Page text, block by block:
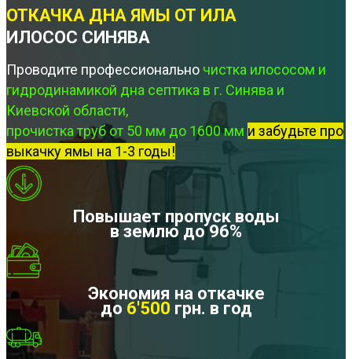
ОТКАЧКА ДНА ЯМЫ ОТ ИЛА
ИЛОСОС СИНЯВА
Проводите профессионально чистка илососом и
гидродинамикой дна септика в г. Синява и
Киевской области,
прочистка труб от 50 мм до 1600 мм и забудьте про
выкачку ямы на 1-3 годы!
Повышает пропуск воды
в землю до 96%
Экономия на откачке
до 6'500 грн. в год